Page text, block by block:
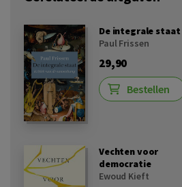
De integrale staat
Paul Frissen
29,90
Bestellen
Vechten voor
democratie
Ewoud Kieft